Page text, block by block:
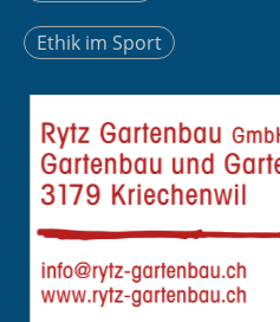
Ethik im Sport